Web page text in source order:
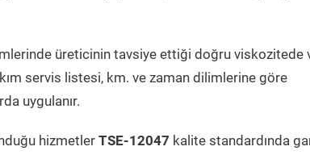
üreticinin tavsiye ettiği doğru viskozitede
servis listesi, km. ve zaman dilimlerine göre
uygulanır.
hizmetler TSE-12047 kalite standardında